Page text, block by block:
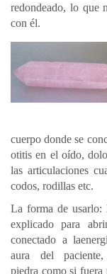
redondeado, lo que
con él.
cuerpo donde se
otitis en el oído,
las articulaciones
codos, rodillas etc.
La forma de usarlo:
explicado para
conectado a
aura del
piedra como si